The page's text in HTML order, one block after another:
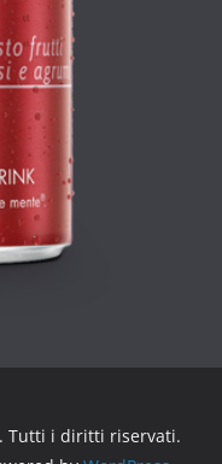
. Tutti i diritti riservati.